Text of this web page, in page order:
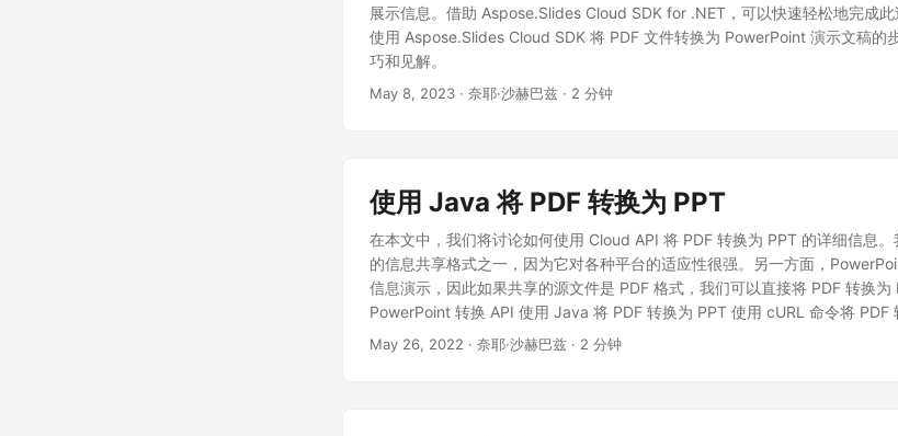
展示信息。借助 Aspose.Slides Cloud SDK for .NET，可以快速轻松地完成
使用 Aspose.Slides Cloud SDK 将 PDF 文件转换为 PowerPoint 演示文稿的
巧和见解。
May 8, 2023 · 奈耶·沙赫巴兹 · 2 分钟
使用 Java 将 PDF 转换为 PPT
在本文中，我们将讨论如何使用 Cloud API 将 PDF 转换为 PPT 的详细信息
的信息共享格式之一，因为它对各种平台的适应性很强。另一方面，
信息演示，因此如果共享的源文件是 PDF 格式，我们可以直接将 PDF 转换为
PowerPoint 转换 API 使用 Java 将 PDF 转换为 PPT 使用 cURL 命令将 PDF
PowerPoint 转换 API Aspose.Slides Cloud SDK for Java 是一个基于 REST
May 26, 2022 · 奈耶·沙赫巴兹 · 2 分钟